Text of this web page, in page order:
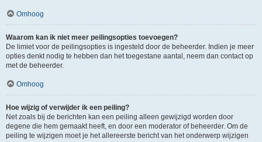
Omhoog
Waarom kan ik niet meer peilingsopties toevoegen?
De limiet voor de peilingsopties is ingesteld door de beheerder. Indien je meer
opties denkt nodig te hebben dan het toegestane aantal, neem dan contact op
met de beheerder.
Omhoog
Hoe wijzig of verwijder ik een peiling?
Net zoals bij de berichten kan een peiling alleen gewijzigd worden door
degene die hem gemaakt heeft, en door een moderator of beheerder. Om de
peiling te wijzigen moet je het allereerste bericht van het onderwerp wijzigen